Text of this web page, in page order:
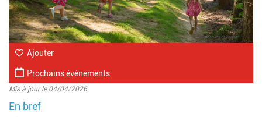
Ajouter
Prochains événements
Mis à jour le 04/04/2026